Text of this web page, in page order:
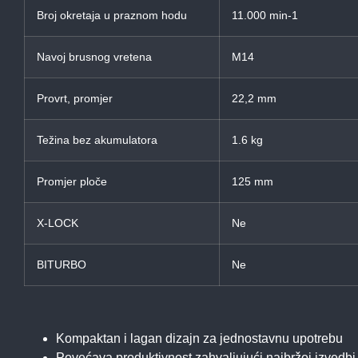
Broj okretaja u praznom hodu 11.000 min-1
Navoj brusnog vretena M14
Provrt, promjer 22,2 mm
Težina bez akumulatora 1.6 kg
Promjer ploče 125 mm
X-LOCK Ne
BITURBO Ne
Kompaktan i lagan dizajn za jednostavnu upotrebu